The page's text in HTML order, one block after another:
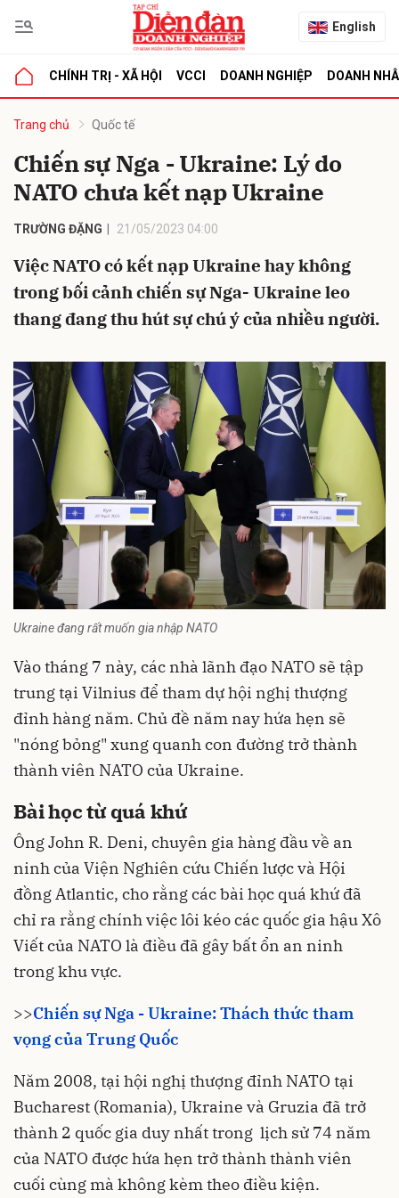
English
CHÍNH TRỊ - XÃ HỘI VCCI DOANH NGHIỆP DOANH
Trang chủ Quốc tế
Chiến sự Nga - Ukraine: Lý do
NATO chưa kết nạp Ukraine
TRƯỜNG ĐẶNG 21/05/2023 04:00
Việc NATO có kết nạp Ukraine hay không
trong bối cảnh chiến sự Nga- Ukraine leo
thang đang thu hút sự chú ý của nhiều người.
Ukraine đang rất muốn gia nhập NATO
Vào tháng 7 này, các nhà lãnh đạo NATO sẽ tập
trung tại Vilnius để tham dự hội nghị thượng
đỉnh hàng năm. Chủ đề năm nay hứa hẹn sẽ
"nóng bỏng" xung quanh con đường trở thành
thành viên NATO của Ukraine.
Bài học từ quá khứ
Ông John R. Deni, chuyên gia hàng đầu về an
ninh của Viện Nghiên cứu Chiến lược và Hội
đồng Atlantic, cho rằng các bài học quá khứ đã
chỉ ra rằng chính việc lôi kéo các quốc gia hậu Xô
Viết của NATO là điều đã gây bất ổn an ninh
trong khu vực.
>>Chiến sự Nga - Ukraine: Thách thức tham
vọng của Trung Quốc
Năm 2008, tại hội nghị thượng đỉnh NATO tại
Bucharest (Romania), Ukraine và Gruzia đã trở
thành 2 quốc gia duy nhất trong lịch sử 74 năm
của NATO được hứa hẹn trở thành thành viên
cuối cùng mà không kèm theo điều kiện.
luận
Hủy